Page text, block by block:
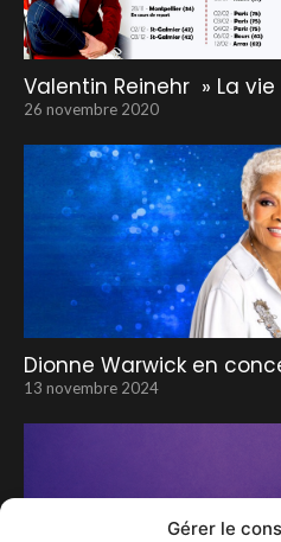
Gérer le
Valentin Reinehr » La
26 novembre 2020
Dionne Warwick en
13 novembre 2024